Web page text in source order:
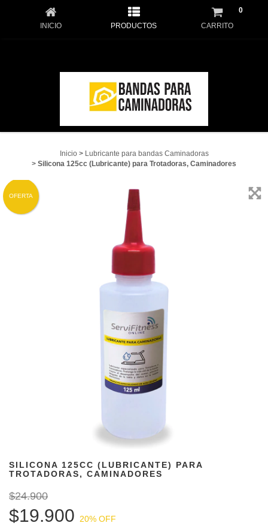
INICIO PRODUCTOS CARRITO
0
Inicio > Lubricante para bandas Caminadoras
> Silicona 125cc (Lubricante) para Trotadoras, Caminadores
OFERTA
SILICONA 125CC (LUBRICANTE) PARA
TROTADORAS, CAMINADORES
$24.900
$19.900 20% OFF